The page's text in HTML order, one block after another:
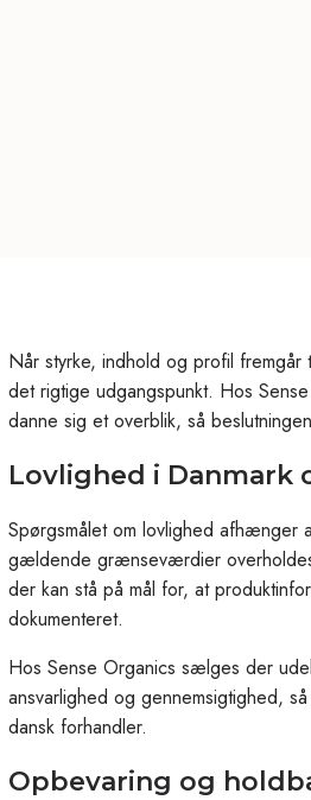
Når styrke, indhold og profil
det rigtige udgangspunkt. Hos
danne sig et overblik, så
Lovlighed i Danmark
Spørgsmålet om lovlighed afhænger
gældende grænseværdier
der kan stå på mål for, at
dokumenteret.
Hos Sense Organics sælges der
ansvarlighed og gennemsigtighed,
dansk forhandler.
Opbevaring og